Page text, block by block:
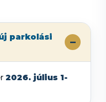
parkolási
2026. július 1-